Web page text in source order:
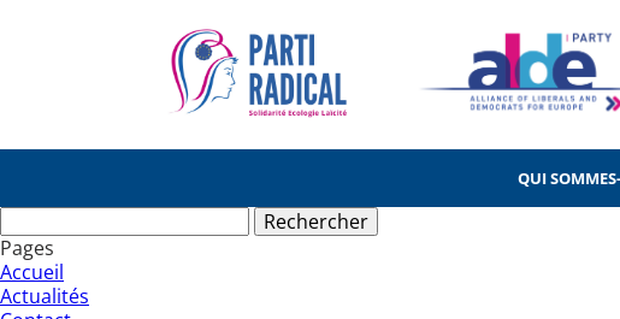
QUI
Pages
Accueil
Actualités